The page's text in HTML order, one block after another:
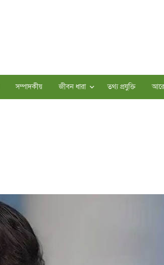
সম্পাদকীয় জীবন ধারা তথ্য প্রযুক্তি